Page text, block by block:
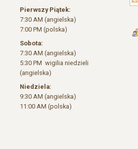
Pierwszy Piątek:
7:30 AM (angielska)
7:00 PM (polska)
Sobota:
7:30 AM (angielska)
5:30 PM wigilia niedzieli
(angielska)
Niedziela:
9:30 AM (angielska)
11:00 AM (polska)